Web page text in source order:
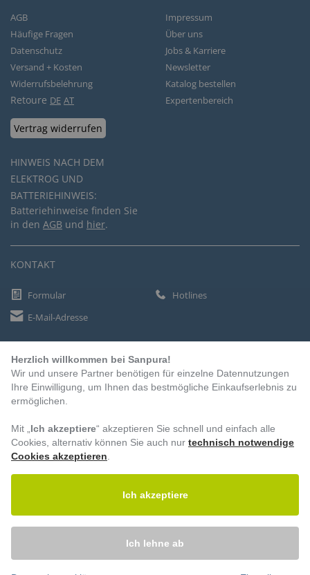
AGB
Häufige Fragen
Datenschutz
Versand + Kosten
Widerrufsbelehrung
Retoure DE AT
Vertrag widerrufen
HINWEIS NACH DEM
ELEKTROG UND
BATTERIEHINWEIS:
Batteriehinweise finden Sie
in den AGB und hier.
Impressum
Über uns
Jobs & Karriere
Newsletter
Katalog bestellen
Expertenbereich
KONTAKT
Formular
Hotlines
E-Mail-Adresse
ZAHLUNGSARTEN
Vorkasse
BESUCHEN SIE UNS
Herzlich willkommen bei Sanpura!
Wir und unsere Partner benötigen für einzelne Datennutzungen
Ihre Einwilligung, um Ihnen das bestmögliche Einkaufserlebnis zu
ermöglichen.
Mit „ Ich akzeptiere“ akzeptieren Sie schnell und einfach alle
Cookies, alternativ können Sie auch nur technisch notwendige
Cookies akzeptieren
Ich akzeptiere
Ich lehne ab